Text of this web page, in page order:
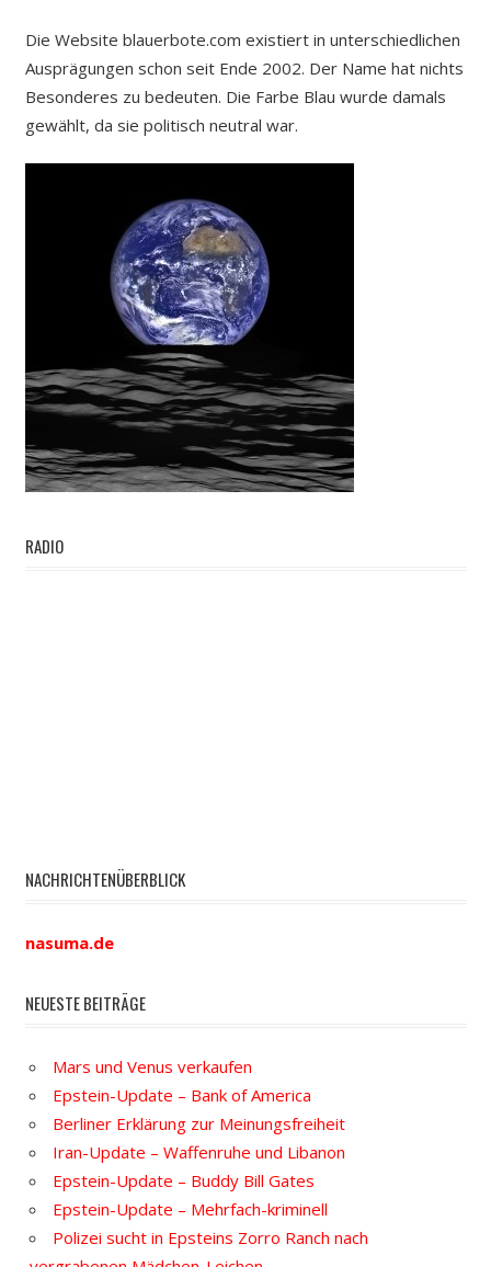
Die Website blauerbote.com existiert in unterschiedlichen
Ausprägungen schon seit Ende 2002. Der Name hat nichts
Besonderes zu bedeuten. Die Farbe Blau wurde damals
gewählt, da sie politisch neutral war.
RADIO
NACHRICHTENÜBERBLICK
nasuma.de
NEUESTE BEITRÄGE
Mars und Venus verkaufen
Epstein-Update – Bank of America
Berliner Erklärung zur Meinungsfreiheit
Iran-Update – Waffenruhe und Libanon
Epstein-Update – Buddy Bill Gates
Epstein-Update – Mehrfach-kriminell
Polizei sucht in Epsteins Zorro Ranch nach